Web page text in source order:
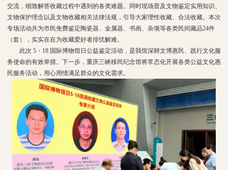
交流，细致解答收藏过程中遇到的各类难题。同时现场普及文物鉴定实用知识、
文物保护理念以及文物收藏相关法律法规，引导大家理性收藏、合法收藏。本次
专场活动共为市民免费鉴定陶瓷器、金属器、书画、杂项等各类民间藏品24件
（套），实实在在为收藏爱好者排忧解难。
此次 5・18 国际博物馆日公益鉴定活动，是我馆深耕文博惠民、践行文化服
务使命的有效举措。下一步，重庆三峡移民纪念馆将常态化开展各类公益文化惠
民服务活动，用心用情满足群众的文化需求。